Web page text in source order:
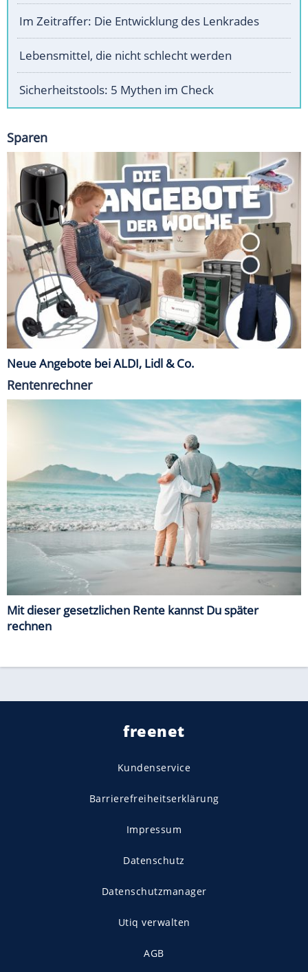
Im Zeitraffer: Die Entwicklung des Lenkrades
Lebensmittel, die nicht schlecht werden
Sicherheitstools: 5 Mythen im Check
Sparen
Neue Angebote bei ALDI, Lidl & Co.
Rentenrechner
Mit dieser gesetzlichen Rente kannst Du später
rechnen
freenet
Kundenservice
Barrierefreiheitserklärung
Impressum
Datenschutz
Datenschutzmanager
Utiq verwalten
AGB